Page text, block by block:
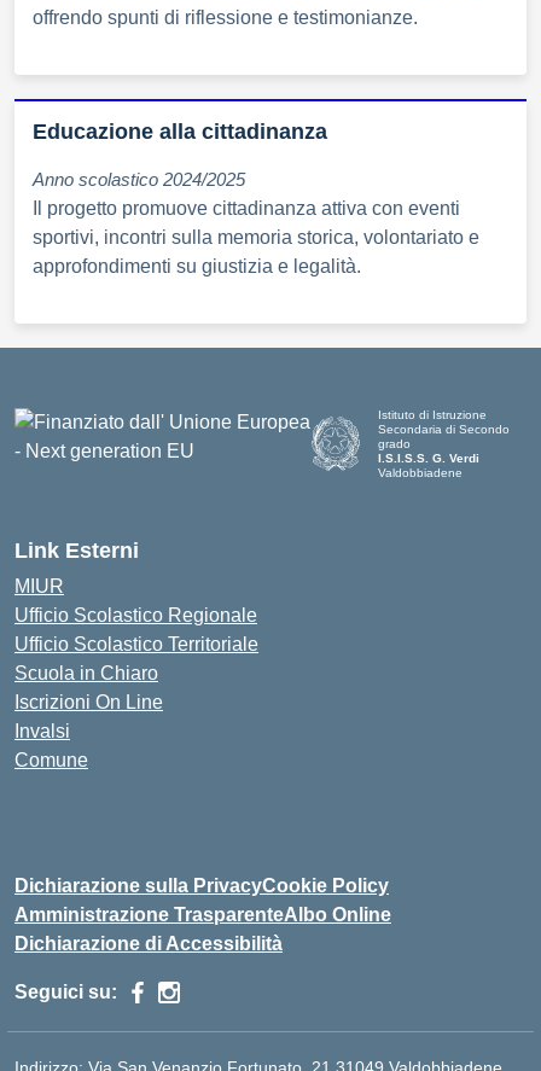
offrendo spunti di riflessione e testimonianze.
Educazione alla cittadinanza
Anno scolastico 2024/2025
Il progetto promuove cittadinanza attiva con eventi
sportivi, incontri sulla memoria storica, volontariato e
approfondimenti su giustizia e legalità.
Istituto di Istruzione
Secondaria di Secondo
grado
I.S.I.S.S. G. Verdi
Valdobbiadene
Link Esterni
MIUR
Ufficio Scolastico Regionale
Ufficio Scolastico Territoriale
Scuola in Chiaro
Iscrizioni On Line
Invalsi
Comune
Dichiarazione sulla PrivacyCookie Policy
Amministrazione TrasparenteAlbo Online
Dichiarazione di Accessibilità
Seguici su:
Indirizzo: Via San Venanzio Fortunato, 21 31049 Valdobbiadene